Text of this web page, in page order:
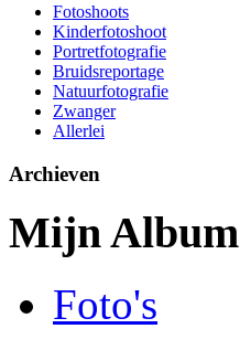
Fotoshoots
Kinderfotoshoot
Portretfotografie
Bruidsreportage
Natuurfotografie
Zwanger
Allerlei
Archieven
Mijn Album
Foto's